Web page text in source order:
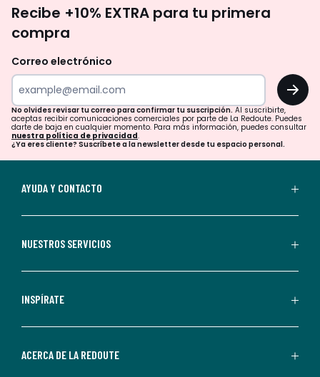
te
tu
para
confirmar
tu
suscripción.
aceptas
comerciales
personalizadas
parte
Recibe +10% EXTRA para tu primera
compra
Correo electrónico
OK
No olvides revisar tu correo para confirmar tu suscripción. Al suscribirte,
aceptas recibir comunicaciones comerciales por parte de La Redoute. Puedes
darte de baja en cualquier momento. Para más información, puedes consultar
nuestra política de privacidad.
¿Ya eres cliente? Suscríbete a la newsletter desde tu espacio personal.
AYUDA Y CONTACTO
NUESTROS SERVICIOS
INSPÍRATE
ACERCA DE LA REDOUTE